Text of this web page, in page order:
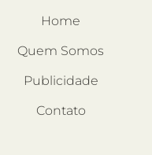
Home
Quem Somos
Publicidade
Contato